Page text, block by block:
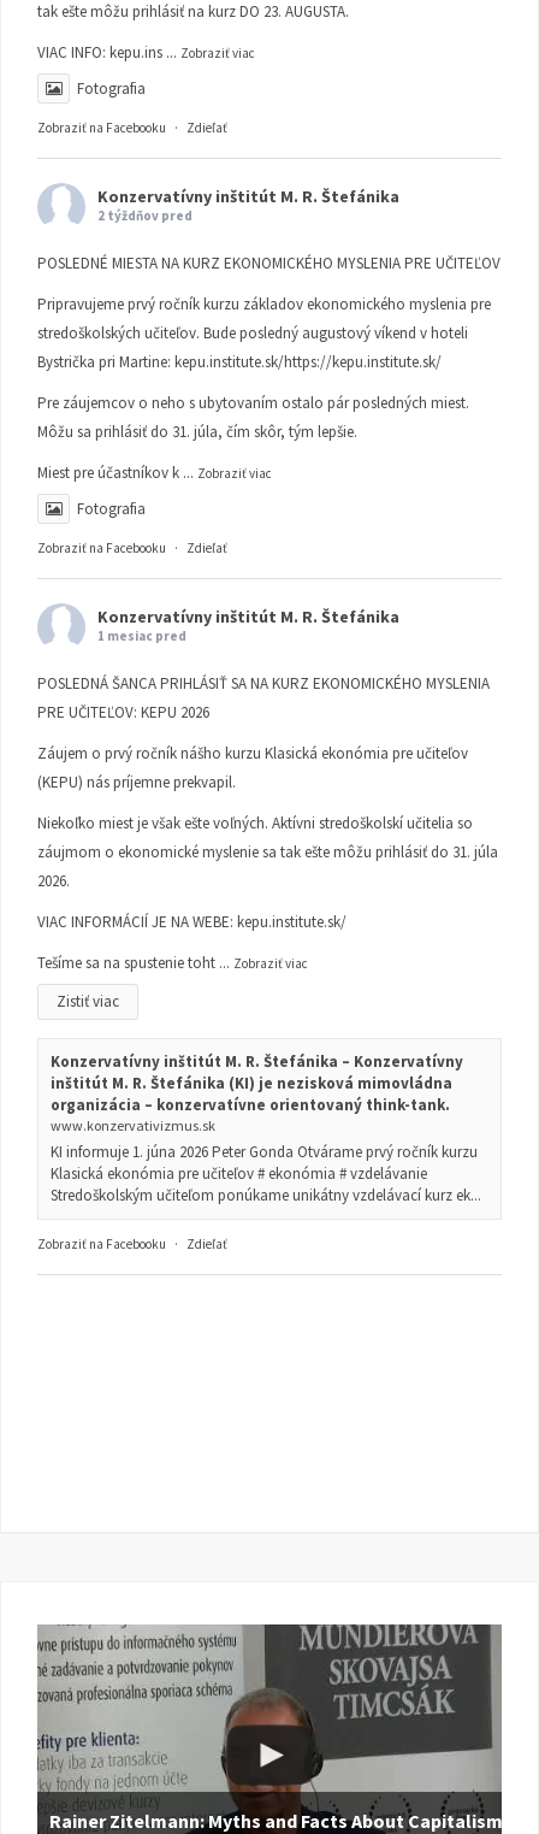
tak ešte môžu prihlásiť na kurz DO 23. AUGUSTA.
VIAC INFO: kepu.ins ... Zobraziť viac
Fotografia
Zobraziť na Facebooku · Zdieľať
Konzervatívny inštitút M. R. Štefánika
2 týždňov pred
POSLEDNÉ MIESTA NA KURZ EKONOMICKÉHO MYSLENIA PRE UČITEĽOV
Pripravujeme prvý ročník kurzu základov ekonomického myslenia pre
stredoškolských učiteľov. Bude posledný augustový víkend v hoteli
Bystrička pri Martine: kepu.institute.sk/https://kepu.institute.sk/
Pre záujemcov o neho s ubytovaním ostalo pár posledných miest.
Môžu sa prihlásiť do 31. júla, čím skôr, tým lepšie.
Miest pre účastníkov k ... Zobraziť viac
Fotografia
Zobraziť na Facebooku · Zdieľať
Konzervatívny inštitút M. R. Štefánika
1 mesiac pred
POSLEDNÁ ŠANCA PRIHLÁSIŤ SA NA KURZ EKONOMICKÉHO MYSLENIA
PRE UČITEĽOV: KEPU 2026
Záujem o prvý ročník nášho kurzu Klasická ekonómia pre učiteľov
(KEPU) nás príjemne prekvapil.
Niekoľko miest je však ešte voľných. Aktívni stredoškolskí učitelia so
záujmom o ekonomické myslenie sa tak ešte môžu prihlásiť do 31. júla
2026.
VIAC INFORMÁCIÍ JE NA WEBE: kepu.institute.sk/
Tešíme sa na spustenie toht ... Zobraziť viac
Zistiť viac
Konzervatívny inštitút M. R. Štefánika – Konzervatívny
inštitút M. R. Štefánika (KI) je nezisková mimovládna
organizácia – konzervatívne orientovaný think-tank.
www.konzervativizmus.sk
KI informuje 1. júna 2026 Peter Gonda Otvárame prvý ročník kurzu
Klasická ekonómia pre učiteľov # ekonómia # vzdelávanie
Stredoškolským učiteľom ponúkame unikátny vzdelávací kurz ek...
Zobraziť na Facebooku · Zdieľať
Rainer Zitelmann: Myths and Facts About Capitalism |